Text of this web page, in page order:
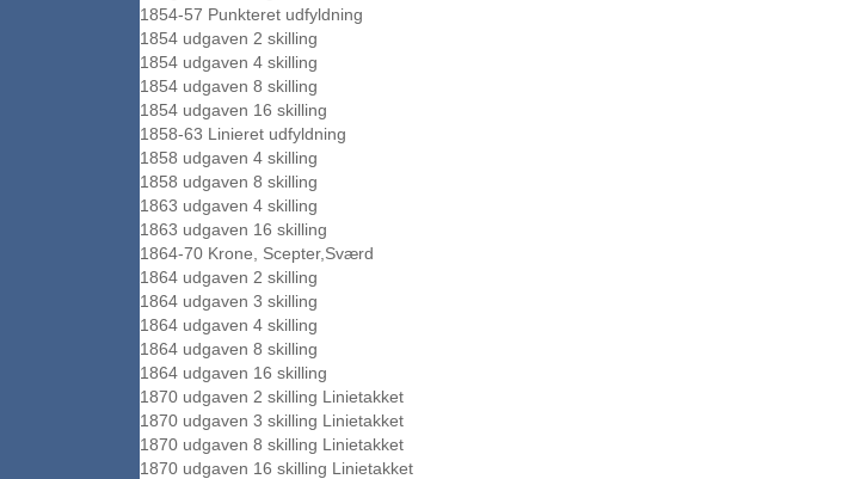
1854-57 Punkteret udfyldning
1854 udgaven 2 skilling
1854 udgaven 4 skilling
1854 udgaven 8 skilling
1854 udgaven 16 skilling
1858-63 Linieret udfyldning
1858 udgaven 4 skilling
1858 udgaven 8 skilling
1863 udgaven 4 skilling
1863 udgaven 16 skilling
1864-70 Krone, Scepter,Sværd
1864 udgaven 2 skilling
1864 udgaven 3 skilling
1864 udgaven 4 skilling
1864 udgaven 8 skilling
1864 udgaven 16 skilling
1870 udgaven 2 skilling Linietakket
1870 udgaven 3 skilling Linietakket
1870 udgaven 8 skilling Linietakket
1870 udgaven 16 skilling Linietakket